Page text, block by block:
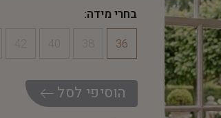
בחרי מידה:
36
הוסיפי לסל